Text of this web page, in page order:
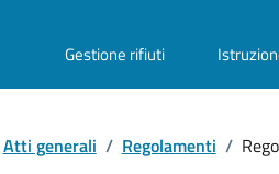
Gestione rifiuti
Atti generali / Regolamenti /